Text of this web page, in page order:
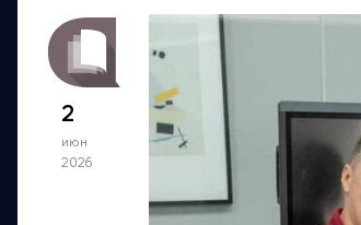
2
июн
2026